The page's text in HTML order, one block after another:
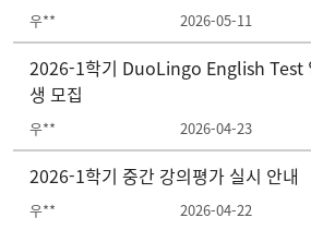
우** 2026-05-11
2026-1학기 DuoLingo English Test
생 모집
우** 2026-04-23
2026-1학기 중간 강의평가 실시 안내
우** 2026-04-22